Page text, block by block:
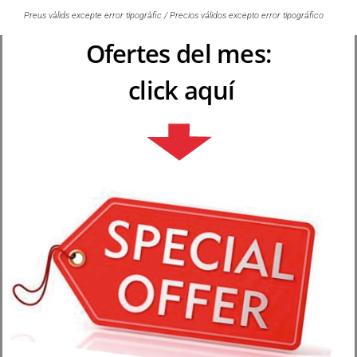
Preus vàlids excepte error tipogràfic / Precios válidos excepto error tipográfico
Ofertes del mes:
click aquí